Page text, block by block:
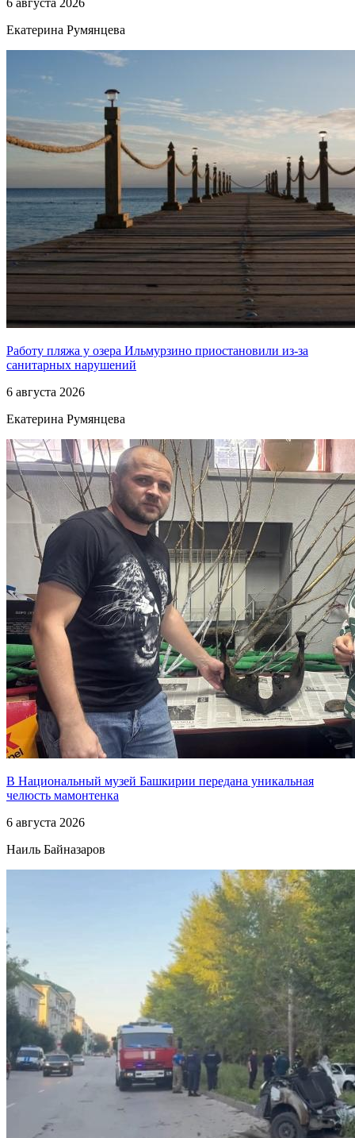
6 августа 2026
Екатерина Румянцева
Работу пляжа у озера Ильмурзино приостановили из-за
санитарных нарушений
6 августа 2026
Екатерина Румянцева
В Национальный музей Башкирии передана уникальная
челюсть мамонтенка
6 августа 2026
Наиль Байназаров